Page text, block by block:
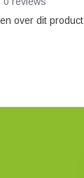
over dit